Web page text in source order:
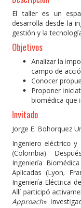
El taller es un
desarrolla desde la
gestión y la
Objetivos
Analizar la
campo de
Conocer
Proponer
biomédica que
Invitado
Jorge E. Bohorquez
Ingeniero eléctrico y
(Colombia).
Ingeniería
Aplicadas (Lyon,
Ingeniería Eléctrica
Allí participó
Approach»